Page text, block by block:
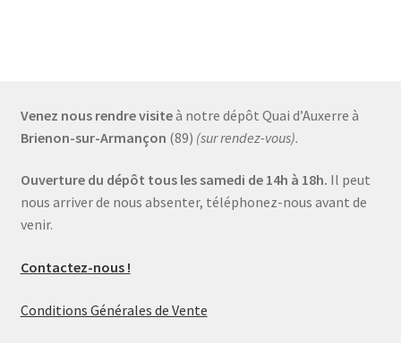
Venez nous rendre visiteà notre dépôt Quai d’Auxerre à
Brienon-sur-Armançon (89) (sur rendez-vous).
Ouverture du dépôt tous les samedi de 14h à 18h. Il peut
nous arriver de nous absenter, téléphonez-nous avant de
venir.
Contactez-nous !
Conditions Générales de Vente